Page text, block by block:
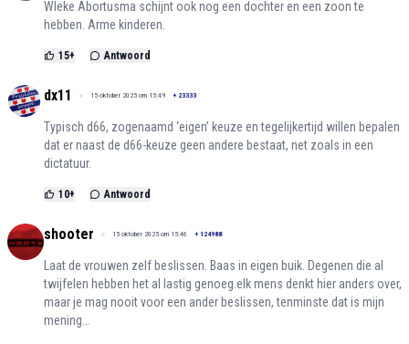
WIeke Abortusma schijnt ook nog een dochter en een zoon te
hebben. Arme kinderen.
15+ Antwoord
dx11 15 oktober 2025 om 15:49 + 23333
Typisch d66, zogenaamd ‘eigen’ keuze en tegelijkertijd willen bepalen
dat er naast de d66-keuze geen andere bestaat, net zoals in een
dictatuur.
10+ Antwoord
shooter 15 oktober 2025 om 15:46 + 124988
Laat de vrouwen zelf beslissen. Baas in eigen buik. Degenen die al
twijfelen hebben het al lastig genoeg.elk mens denkt hier anders over,
maar je mag nooit voor een ander beslissen, tenminste dat is mijn
mening…